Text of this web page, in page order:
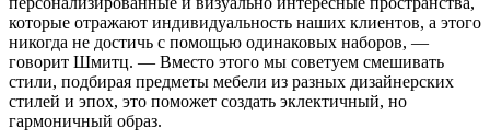
которые отражают индивидуальность наших клиентов, а этого
никогда не достичь с помощью одинаковых наборов, —
говорит Шмитц. — Вместо этого мы советуем смешивать
стили, подбирая предметы мебели из разных дизайнерских
стилей и эпох, это поможет создать эклектичный, но
гармоничный образ.